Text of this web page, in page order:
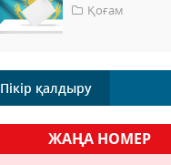
Қоғам
Пікір қалдыру
ЖАҢА НОМЕР